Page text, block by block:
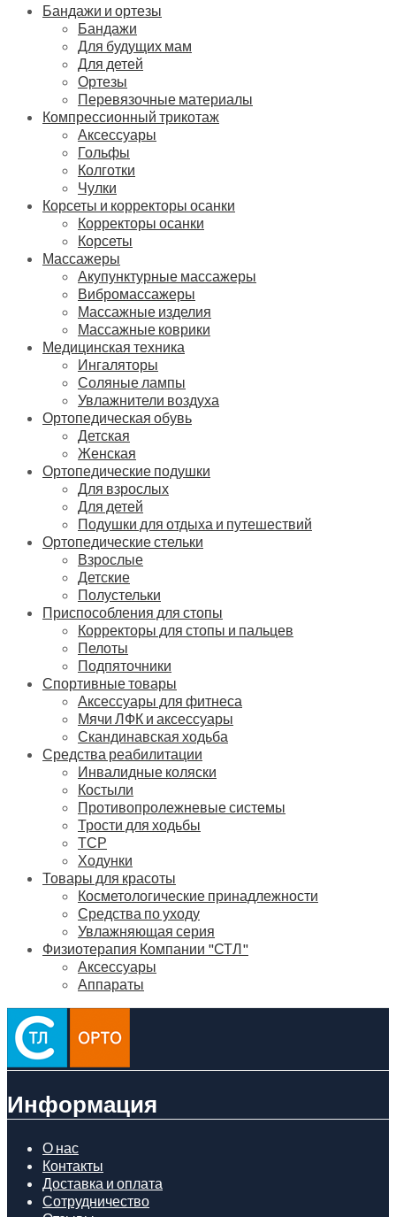
Бандажи и ортезы
Бандажи
Для будущих мам
Для детей
Ортезы
Перевязочные материалы
Компрессионный трикотаж
Аксессуары
Гольфы
Колготки
Чулки
Корсеты и корректоры осанки
Корректоры осанки
Корсеты
Массажеры
Акупунктурные массажеры
Вибромассажеры
Массажные изделия
Массажные коврики
Медицинская техника
Ингаляторы
Соляные лампы
Увлажнители воздуха
Ортопедическая обувь
Детская
Женская
Ортопедические подушки
Для взрослых
Для детей
Подушки для отдыха и путешествий
Ортопедические стельки
Взрослые
Детские
Полустельки
Приспособления для стопы
Корректоры для стопы и пальцев
Пелоты
Подпяточники
Спортивные товары
Аксессуары для фитнеса
Мячи ЛФК и аксессуары
Скандинавская ходьба
Средства реабилитации
Инвалидные коляски
Костыли
Противопролежневые системы
Трости для ходьбы
ТСР
Ходунки
Товары для красоты
Косметологические принадлежности
Средства по уходу
Увлажняющая серия
Физиотерапия Компании "СТЛ"
Аксессуары
Аппараты
Информация
О нас
Контакты
Доставка и оплата
Сотрудничество